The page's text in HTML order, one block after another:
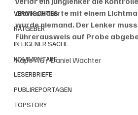
VERMISCHTES
RATGEBER
IN EIGENER SACHE
KOMMENTARE
LESERBRIEFE
PUBLIREPORTAGEN
TOPSTORY
und kollidierte mit einem
wurde niemand. Der Lenker
Führerausweis auf Probe
Kapo AG / Daniel Wächter